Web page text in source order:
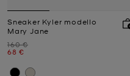
Sneaker Kyler modello
Mary Jane
Prezzo iniziale
160 €
Prezzo attuale
68 €